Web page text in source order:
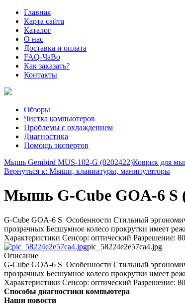
Главная
Карта сайта
Каталог
О нас
Доставка и оплата
FAQ-ЧаВо
Как заказать?
Контакты
Обзоры
Чистка компьютеров
Проблемы с охлаждением
Диагностика
Помощь экспертов
Мышь Gembird MUS-102-G (0202422)Коврик для
Вернуться к: Мыши, клавиатуры, манипуляторы
Мышь G-Cube GOA-6 S
G-Cube GOA-6 S Особенности Стильный
прозрачных Бесшумное колесо прокрутки имеет
Характеристики Сенсор: оптический Разрешение:
pic_58224e2e57ca4.jpg
Описание
G-Cube GOA-6 S Особенности Стильный
прозрачных Бесшумное колесо прокрутки имеет
Характеристики Сенсор: оптический Разрешение:
Способы диагностики компьютера
Наши новости